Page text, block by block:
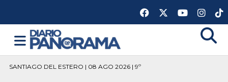
SANTIAGO DEL ESTERO | 08 AGO 2026 | 9º